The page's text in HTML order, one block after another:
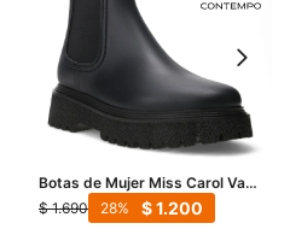
Botas de Mujer Miss Carol Vani
De Lluvia - Negro
$ 1.690 $1.200
28